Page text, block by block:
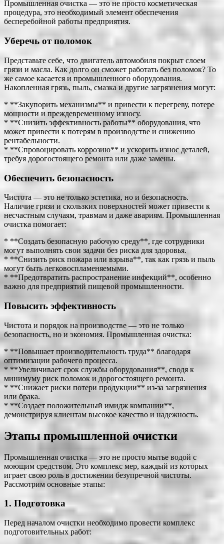
Промышленная очистка — это не просто косметическая
процедура, это необходимый элемент обеспечения
бесперебойной работы предприятия.
Уберечь от поломок
Представьте себе, что двигатель автомобиля покрыт слоем
грязи и масла. Как долго он сможет работать без поломок? То
же самое касается и промышленного оборудования.
Накопленная грязь, пыль, смазка и другие загрязнения могут:
* **Закупорить механизмы** и привести к перегреву, потере
мощности и преждевременному износу.
* **Снизить эффективность работы** оборудования, что
может привести к потерям в производстве и снижению
рентабельности.
* **Спровоцировать коррозию** и ускорить износ деталей,
требуя дорогостоящего ремонта или даже замены.
Обеспечить безопасность
Чистота — это не только эстетика, но и безопасность.
Наличие грязи и скользких поверхностей может привести к
несчастным случаям, травмам и даже авариям. Промышленная
очистка помогает:
* **Создать безопасную рабочую среду**, где сотрудники
могут выполнять свои задачи без риска для здоровья.
* **Снизить риск пожара или взрыва**, так как грязь и пыль
могут быть легковоспламеняемыми.
* **Предотвратить распространение инфекций**, особенно
важно для предприятий пищевой промышленности.
Повысить эффективность
Чистота и порядок на производстве — это не только
безопасность, но и экономия. Промышленная очистка:
* **Повышает производительность труда** благодаря
оптимизации рабочего процесса.
* **Увеличивает срок службы оборудования**, сводя к
минимуму риск поломок и дорогостоящего ремонта.
* **Снижает риски потери продукции** из-за загрязнения
или брака.
* **Создает положительный имидж компании**,
демонстрируя клиентам высокое качество и надежность.
Этапы промышленной очистки
Промышленная очистка — это не просто мытье водой с
моющим средством. Это комплекс мер, каждый из которых
играет свою роль в достижении безупречной чистоты.
Рассмотрим основные этапы:
1. Подготовка
Перед началом очистки необходимо провести комплекс
подготовительных работ: